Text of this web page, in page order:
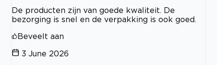
De producten zijn van goede kwaliteit. De
bezorging is snel en de verpakking is ook goed.
Beveelt aan
3 June 2026